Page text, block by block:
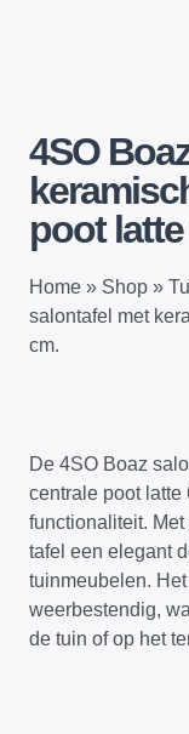
4SO
poot
Home » Shop »
salontafel met
cm.
De 4SO Boaz
centrale poot latte
functionaliteit.
tafel een elegant
tuinmeubelen.
weerbestendig,
de tuin of op het